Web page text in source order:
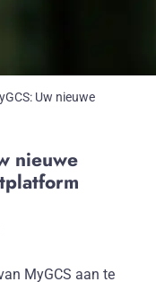
Uw nieuwe
nieuwe
MyGCS aan te